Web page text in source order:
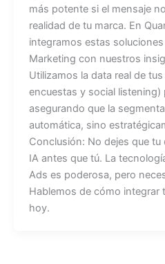
más potente si el mensaje
realidad de tu marca. En
integramos estas
Marketing con nuestros
Utilizamos la data real de
encuestas y social listening)
asegurando que la
automática, sino
Conclusión: No dejes que
IA antes que tú. La
Ads es poderosa, pero
Hablemos de cómo integrar
hoy.